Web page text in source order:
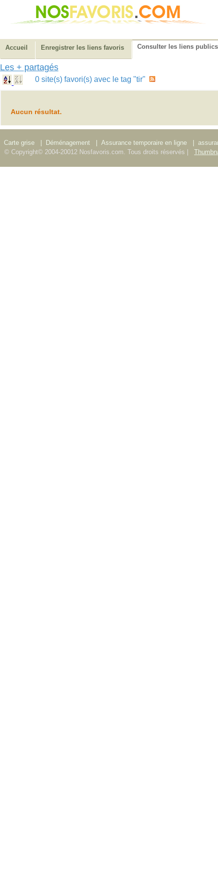
Accueil Enregistrer les liens favoris Consulter les liens publics
Les + partagés
0 site(s) favori(s) avec le tag "tir"
Aucun résultat.
Carte grise Déménagement Assurance temporaire en ligne
© Copyright© 2004-20012 Nosfavoris.com. Tous droits réservés |